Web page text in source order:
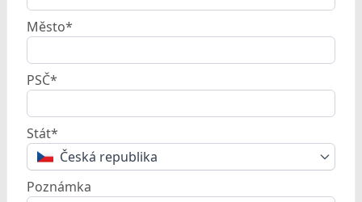
Město*
PSČ*
Stát*
Česká republika
Poznámka